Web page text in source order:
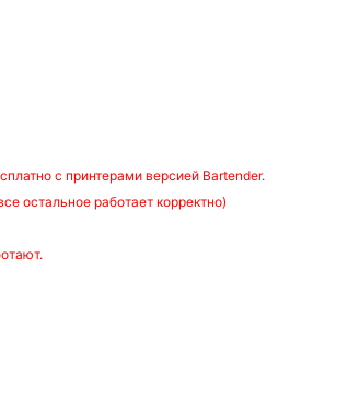
с принтерами версией Bartender.
остальное работает корректно)